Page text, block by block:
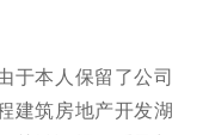
本人保留了公司
建筑房地产开发湖